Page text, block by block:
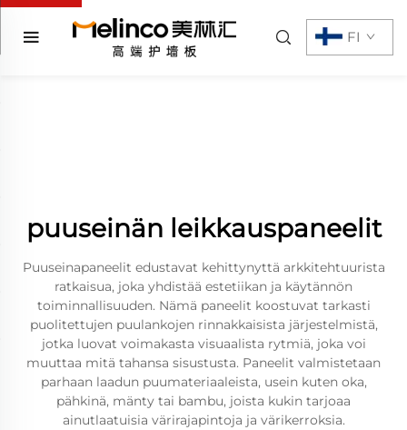
FI
puuseinän leikkauspaneelit
Puuseinapaneelit edustavat kehittynyttä arkkitehtuurista
ratkaisua, joka yhdistää estetiikan ja käytännön
toiminnallisuuden. Nämä paneelit koostuvat tarkasti
puolitettujen puulankojen rinnakkaisista järjestelmistä,
jotka luovat voimakasta visuaalista rytmiä, joka voi
muuttaa mitä tahansa sisustusta. Paneelit valmistetaan
parhaan laadun puumateriaaleista, usein kuten oka,
pähkinä, mänty tai bambu, joista kukin tarjoaa
ainutlaatuisia värirajapintoja ja värikerroksia.